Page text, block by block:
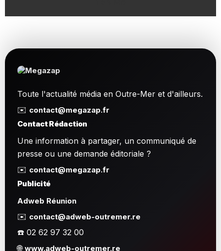
Toute l'actualité média en Outre-Mer et d'ailleurs.
✉️ contact@megazap.fr
Contact Rédaction
Une information à partager, un communiqué de
presse ou une demande éditoriale ?
✉️ contact@megazap.fr
Publicité
Adweb Réunion
✉️ contact@adweb-outremer.re
☎️ 02 62 97 32 00
🌐www.adweb-outremer.re